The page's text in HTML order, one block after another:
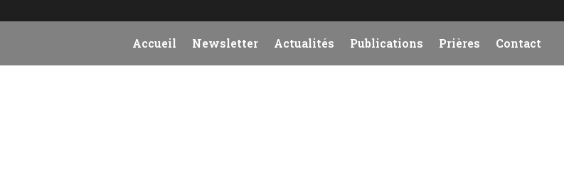
Accueil Newsletter Actualités Publications Prières Contact